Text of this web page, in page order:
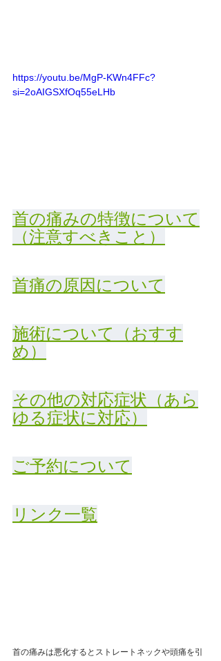
https://youtu.be/MgP-KWn4FFc?
si=2oAIGSXfOq55eLHb
首の痛みの特徴について
（注意すべきこと）
首痛の原因について
施術について（おすす
め）
その他の対応症状（あら
ゆる症状に対応）
ご予約について
リンク一覧
首の痛みは悪化するとストレートネックや頭痛を引